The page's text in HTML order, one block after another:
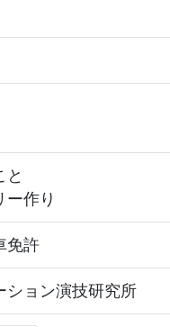
と
ー作り
免許
ション演技研究所